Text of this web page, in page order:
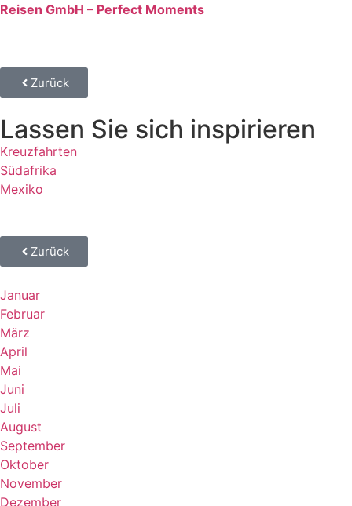
Reisen GmbH – Perfect Moments
Zurück
Lassen Sie sich inspirieren
Kreuzfahrten
Südafrika
Mexiko
Zurück
Januar
Februar
März
April
Mai
Juni
Juli
August
September
Oktober
November
Dezember